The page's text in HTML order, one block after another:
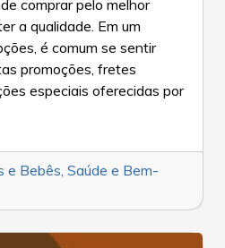
comprar pelo melhor
a qualidade. Em um
é comum se sentir
promoções, fretes
especiais oferecidas por
e Bebês Saúde e Bem-